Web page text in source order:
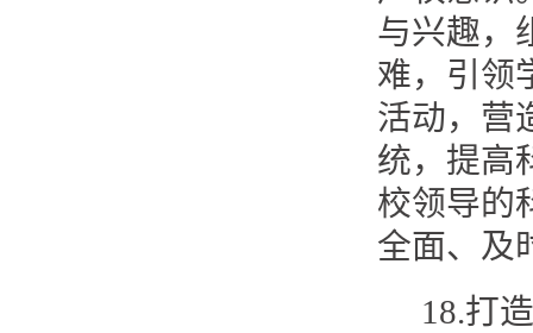
与兴趣，
难，引领
活动，营
统，提高
校领导的
全面、及
18.打